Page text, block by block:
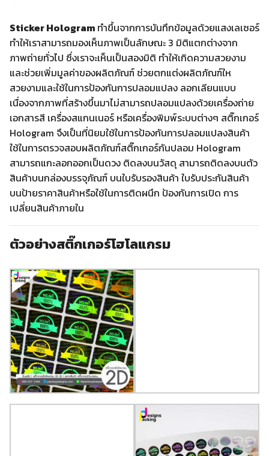
Sticker Hologram ทำขึ้นจากการบันทึกข้อมูลด้วยแสงเลเซอร์
ทำให้เราสามารถมองเห็นภาพเป็นลักษณะ 3 มิติแตกต่างจาก
ภาพถ่ายทั่วไป ซึ่งเราจะเห็นเป็นสองมิติ ทำให้เกิดความสวยงาม
และช่วยเพิ่มมูลค่าของผลิตภัณฑ์ ช่วยตกแต่งผลิตภัณฑ์ให
สวยงามและใช้ในการป้องกันการปลอมแปลง ลอกเลียนแบบ
เนื่องจากภาพที่สร้างขึ้นมาไม่สามารถปลอมแปลงด้วยเครื่องถ่าย
เอกสารสี เครื่องสแกนเนอร์ หรือเครื่องพิมพ์ระบบต่างๆ สติ๊กเกอร์
Hologram จึงเป็นที่นิยมใช้ในการป้องกันการปลอมแปลงสินค้า
ใช้ในการตรวจสอบผลิตภัณฑ์สติ๊กเกอร์กันปลอม Hologram
สามารถแกะลอกออกเป็นดวง ติดลงบนวัสดุ สามารถติดลงบนตัว
สินค้าบนกล่องบรรจุภัณฑ์ บนใบรับรองสินค้า ใบรับประกันสินค้า
บนป้ายราคาสินค้าหรือใช้ในการติดผนึก ป้องกันการเปิด การ
เปลี่ยนสินค้าภายใน
ตัวอย่างสติ๊กเกอร์โฮโลแกรม